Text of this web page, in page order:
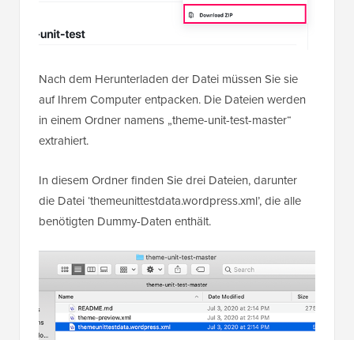
Nach dem Herunterladen der Datei müssen Sie sie
auf Ihrem Computer entpacken. Die Dateien werden
in einem Ordner namens „theme-unit-test-master“
extrahiert.
In diesem Ordner finden Sie drei Dateien, darunter
die Datei ‘themeunittestdata.wordpress.xml’, die alle
benötigten Dummy-Daten enthält.